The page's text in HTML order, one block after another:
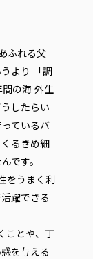
ふれる父
より 「調
の海 外生
したらい
ているバ
るきめ細
です。
をうまく利
躍できる
ことや、丁
を与える